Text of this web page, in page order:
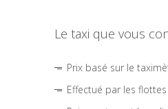
Le taxi que vous
Prix basé sur le
Effectué par les